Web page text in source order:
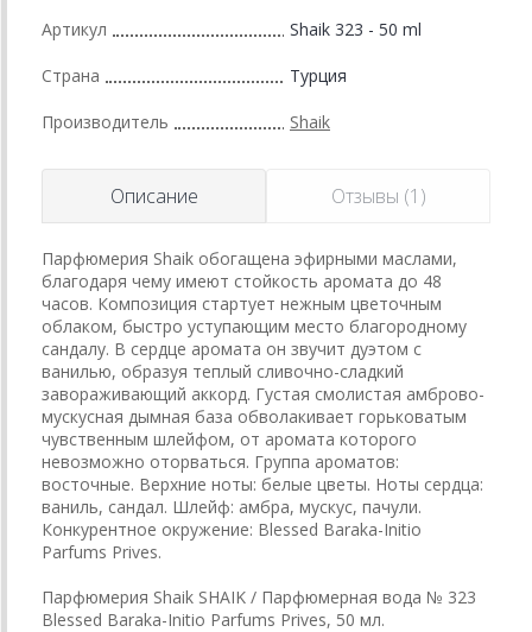
Артикул Shaik 323 - 50 ml
Страна Турция
Производитель Shaik
Описание Отзывы (1)
Парфюмерия Shaik обогащена эфирными маслами,
благодаря чему имеют стойкость аромата до 48
часов. Композиция стартует нежным цветочным
облаком, быстро уступающим место благородному
сандалу. В сердце аромата он звучит дуэтом с
ванилью, образуя теплый сливочно-сладкий
завораживающий аккорд. Густая смолистая амброво-
мускусная дымная база обволакивает горьковатым
чувственным шлейфом, от аромата которого
невозможно оторваться. Группа ароматов:
восточные. Верхние ноты: белые цветы. Ноты сердца:
ваниль, сандал. Шлейф: амбра, мускус, пачули.
Конкурентное окружение: Blessed Baraka-Initio
Parfums Prives.
Парфюмерия Shaik SHAIK / Парфюмерная вода № 323
Blessed Baraka-Initio Parfums Prives, 50 мл.